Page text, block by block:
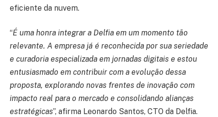
eficiente da nuvem.
“É uma honra integrar a Delfia em um momento tão
relevante. A empresa já é reconhecida por sua seriedade
e curadoria especializada em jornadas digitais e estou
entusiasmado em contribuir com a evolução dessa
proposta, explorando novas frentes de inovação com
impacto real para o mercado e consolidando alianças
estratégicas”, afirma Leonardo Santos, CTO da Delfia.